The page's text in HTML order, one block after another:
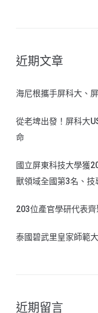
近期文章
海尼根攜手屏科大、
從老埤出發！屏科大
命
國立屏東科技大學獲
獸領域全國第3名、技
203位產官學研代表
泰國碧武里皇家師範
近期留言